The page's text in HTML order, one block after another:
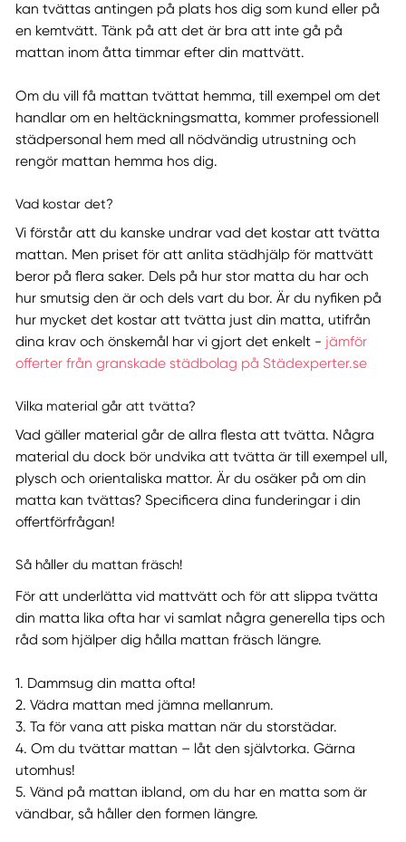
kan tvättas antingen på plats hos dig som kund eller på
en kemtvätt. Tänk på att det är bra att inte gå på
mattan inom åtta timmar efter din mattvätt.
Om du vill få mattan tvättat hemma, till exempel om det
handlar om en heltäckningsmatta, kommer professionell
städpersonal hem med all nödvändig utrustning och
rengör mattan hemma hos dig.
Vad kostar det?
Vi förstår att du kanske undrar vad det kostar att tvätta
mattan. Men priset för att anlita städhjälp för mattvätt
beror på flera saker. Dels på hur stor matta du har och
hur smutsig den är och dels vart du bor. Är du nyfiken på
hur mycket det kostar att tvätta just din matta, utifrån
dina krav och önskemål har vi gjort det enkelt - jämför
offerter från granskade städbolag på Städexperter.se
Vilka material går att tvätta?
Vad gäller material går de allra flesta att tvätta. Några
material du dock bör undvika att tvätta är till exempel ull,
plysch och orientaliska mattor. Är du osäker på om din
matta kan tvättas? Specificera dina funderingar i din
offertförfrågan!
Så håller du mattan fräsch!
För att underlätta vid mattvätt och för att slippa tvätta
din matta lika ofta har vi samlat några generella tips och
råd som hjälper dig hålla mattan fräsch längre.
1. Dammsug din matta ofta!
2. Vädra mattan med jämna mellanrum.
3. Ta för vana att piska mattan när du storstädar.
4. Om du tvättar mattan – låt den självtorka. Gärna
utomhus!
5. Vänd på mattan ibland, om du har en matta som är
vändbar, så håller den formen längre.